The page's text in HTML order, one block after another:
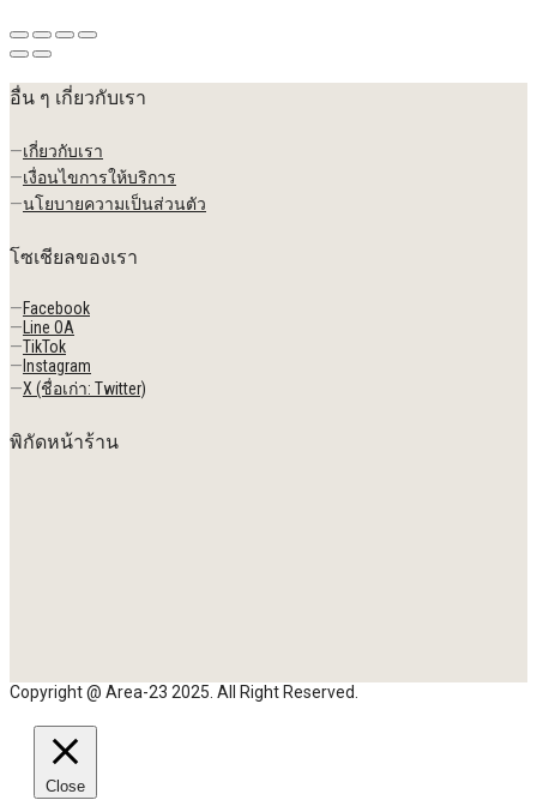
อื่น ๆ เกี่ยวกับเรา
—เกี่ยวกับเรา
—เงื่อนไขการให้บริการ
—นโยบายความเป็นส่วนตัว
โซเชียลของเรา
—Facebook
— Line OA
—TikTok
— Instagram
—X (ชื่อเก่า: Twitter)
พิกัดหน้าร้าน
Copyright @ Area-23 2025. All Right Reserved.
Close